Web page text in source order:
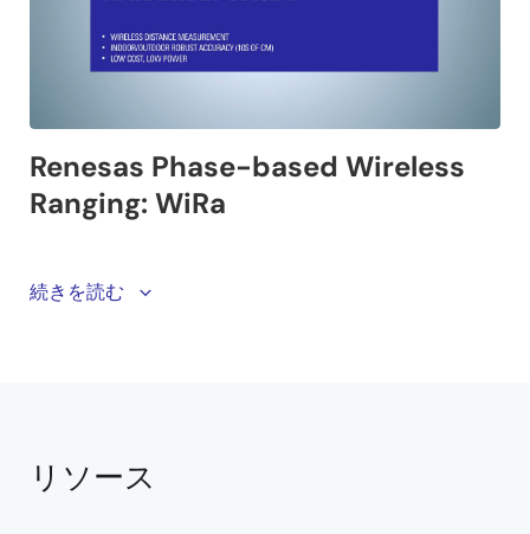
Renesas' WiRa technology offers an attenuation-
続きを読む
リソース